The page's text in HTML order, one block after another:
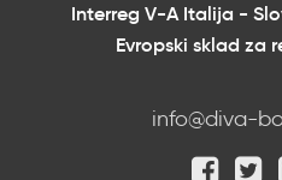
Interreg V-A Italija -
Evropski sklad za
info@diva-